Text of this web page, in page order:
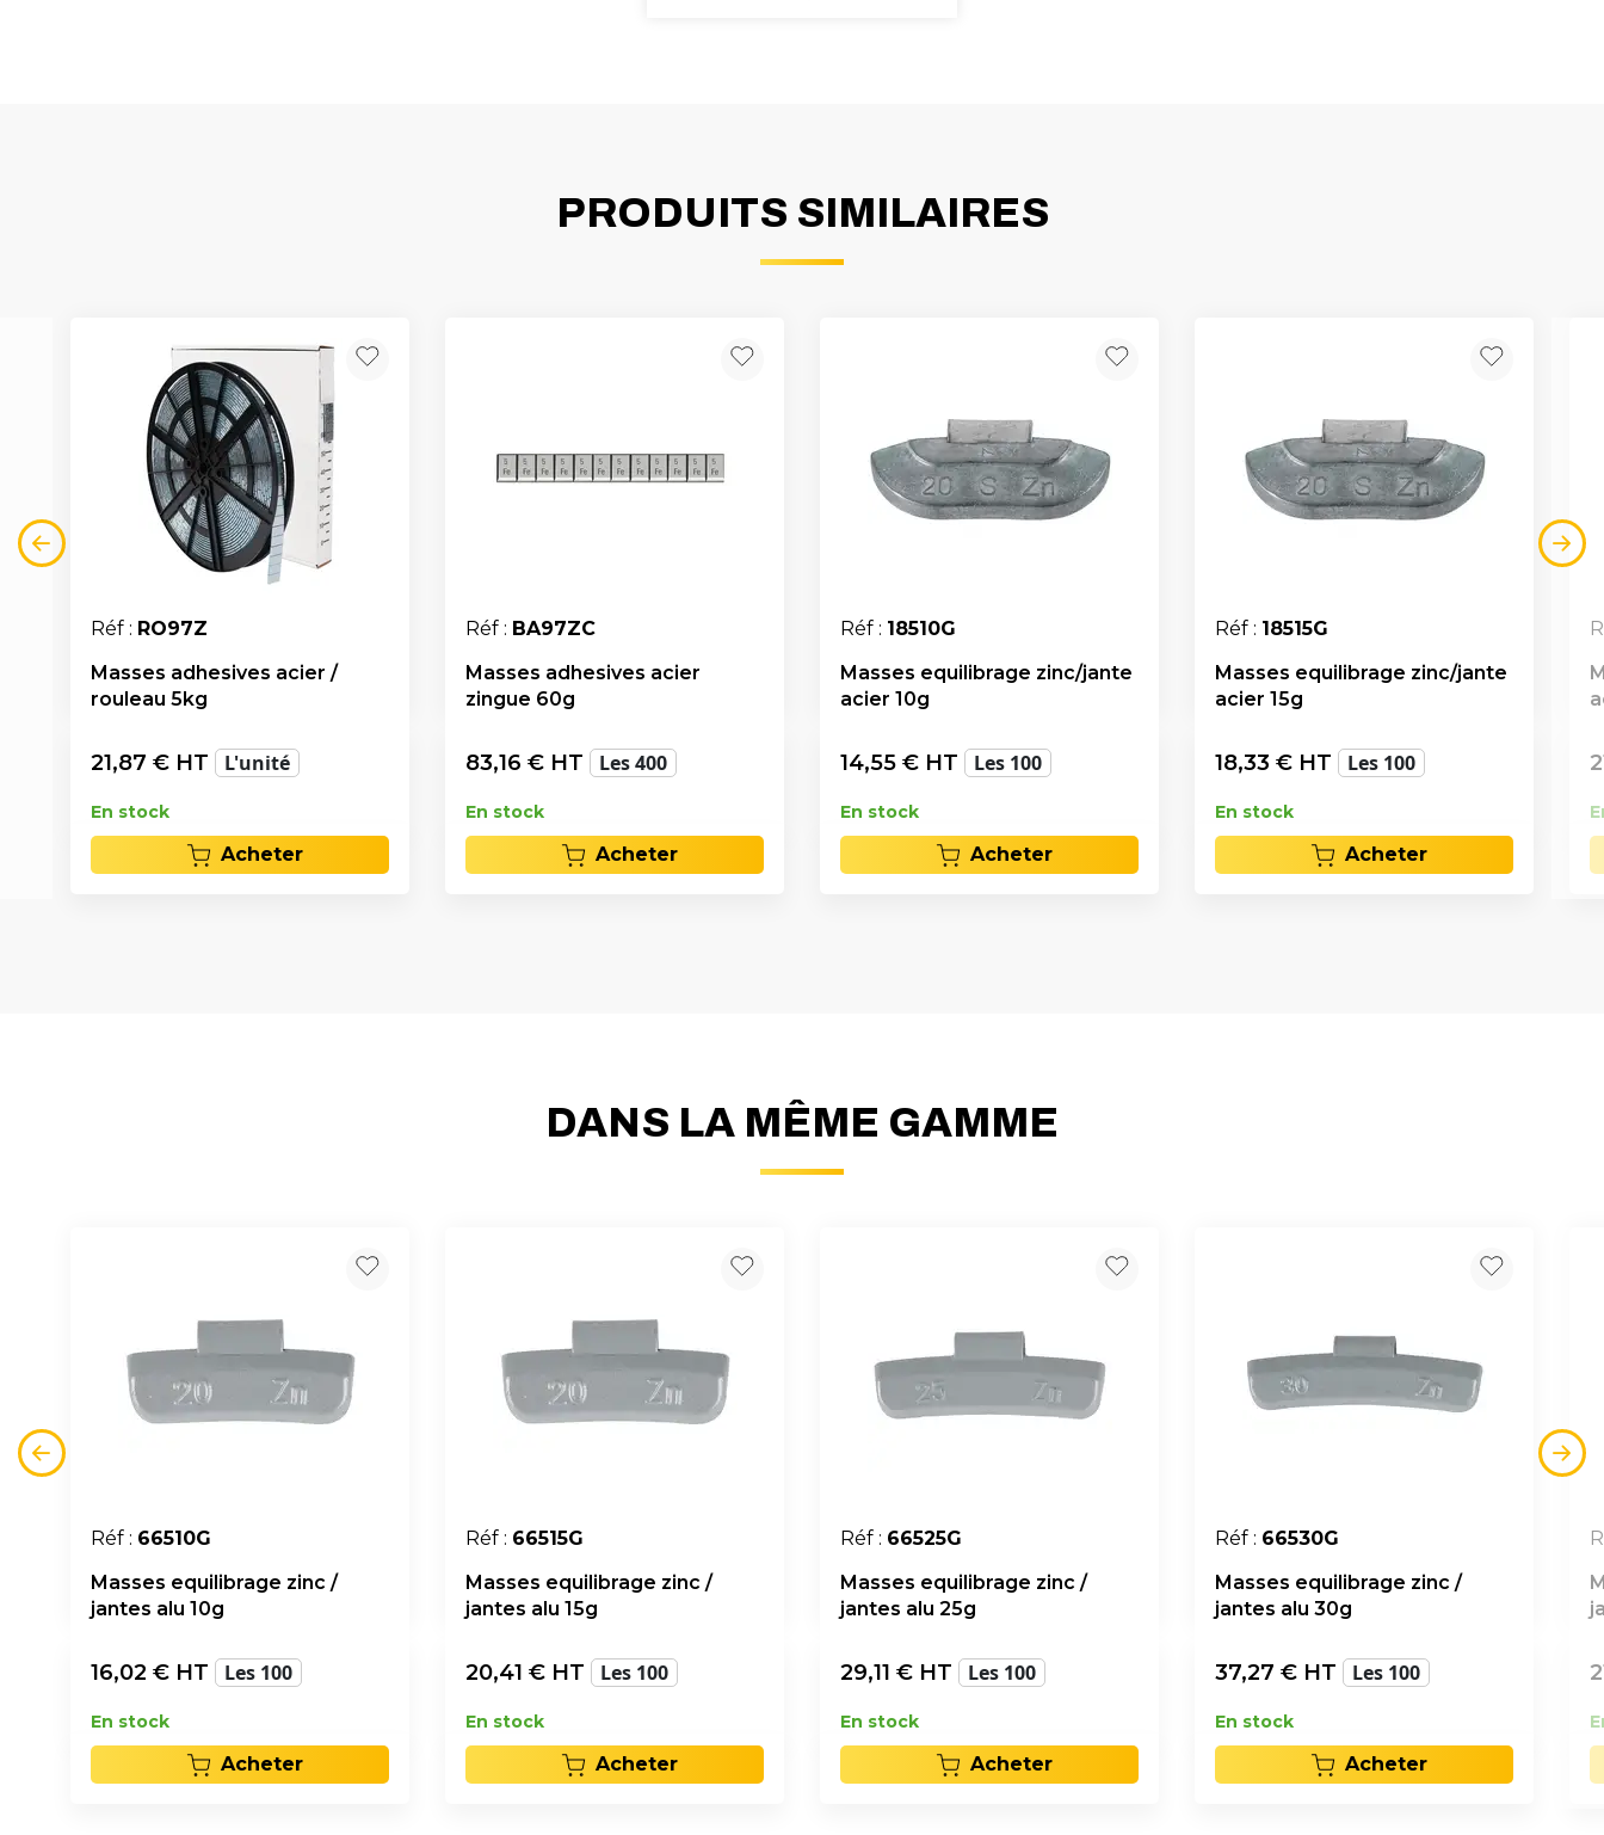
PRODUITS SIMILAIRES
Réf : RO97Z
Masses adhesives acier /
rouleau 5kg
21,87 € HT L'unité
En stock
Acheter
Réf : BA97ZC
Masses adhesives acier
zingue 60g
83,16 € HT Les 400
En stock
Acheter
Réf : 18510G
Masses equilibrage zinc/jante
acier 10g
14,55 € HT Les 100
En stock
Acheter
Réf : 18515G
Masses equilibrage zinc/jante
acier 15g
18,33 € HT Les 100
En stock
Acheter
DANS LA MÊME GAMME
Réf : 66510G
Masses equilibrage zinc /
jantes alu 10g
16,02 € HT Les 100
En stock
Acheter
Réf : 66515G
Masses equilibrage zinc /
jantes alu 15g
20,41 € HT Les 100
En stock
Acheter
Réf : 66525G
Masses equilibrage zinc /
jantes alu 25g
29,11 € HT Les 100
En stock
Acheter
Réf : 66530G
Masses equilibrage zinc /
jantes alu 30g
37,27 € HT Les 100
En stock
Acheter